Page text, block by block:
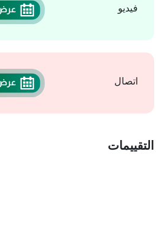
فيديو
اتصال
التقييمات